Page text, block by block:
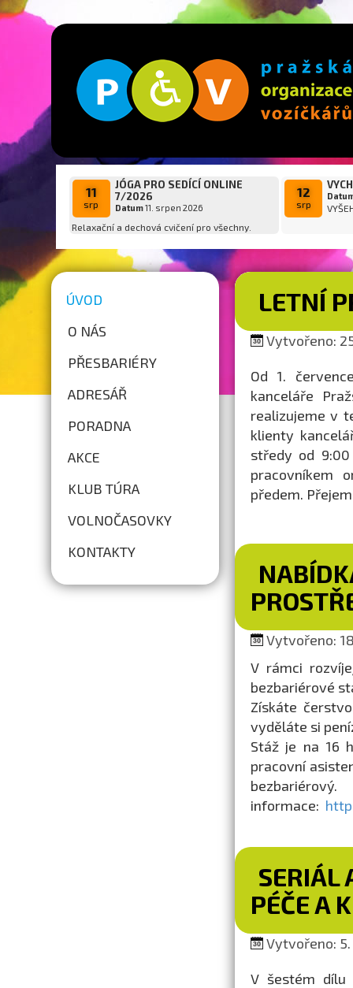
11
srp
JÓGA PRO SEDÍCÍ ONLINE
7/2026
Datum11. srpen 2026
Relaxační a dechová cvičení pro všechny.
12
srp
ÚVOD
O NÁS
PŘESBARIÉRY
ADRESÁŘ
PORADNA
AKCE
KLUB TÚRA
VOLNOČASOVKY
KONTAKTY
LETNÍ
Vytvořeno:
Od 1.
kanceláře
realizujeme v
klienty
středy od
pracovníkem
předem.
Vytvořeno:
V rámci
bezbariérové
Získáte
vyděláte si
Stáž je na 16
pracovní
informace:
SERIÁL
PÉČE A
Vytvořeno: 5.
V šestém dílu